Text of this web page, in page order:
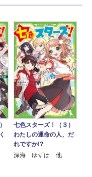
七色スターズ！（３）
わたしの運命の人、だ
れですか!?
深海 ゆずは 他